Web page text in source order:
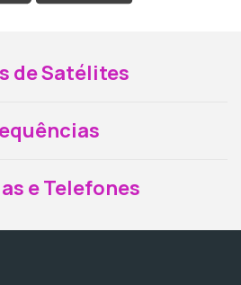
de Satélites
e Telefones